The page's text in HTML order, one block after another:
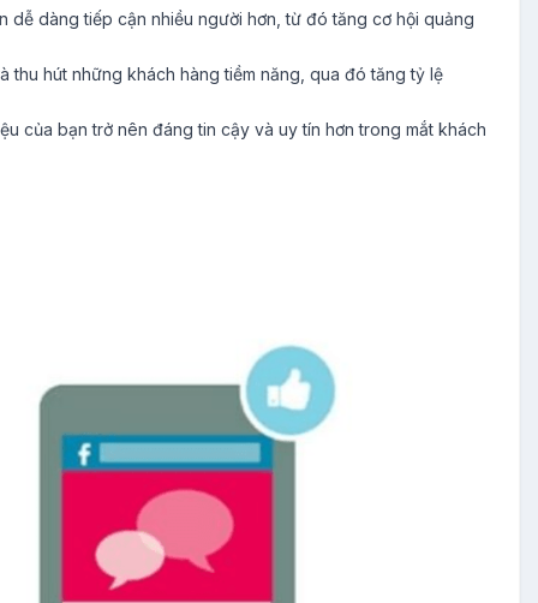
dễ dàng tiếp cận nhiều người hơn, từ đó tăng cơ hội quảng
thu hút những khách hàng tiềm năng, qua đó tăng tỷ lệ
của bạn trở nên đáng tin cậy và uy tín hơn trong mắt khách